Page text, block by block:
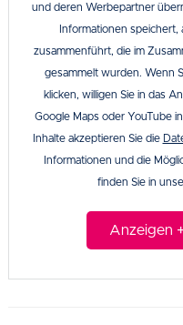
und deren Werbepartner
Informationen
zusammenführt, die im
gesammelt wurden. Wenn
klicken, willigen Sie in das
Google Maps oder YouTube
Inhalte akzeptieren Sie die
Informationen und die
finden Sie in
Anzeigen